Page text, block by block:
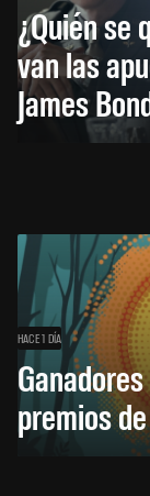
¿Quién se
van las
James
HACE 1 DÍA
premios